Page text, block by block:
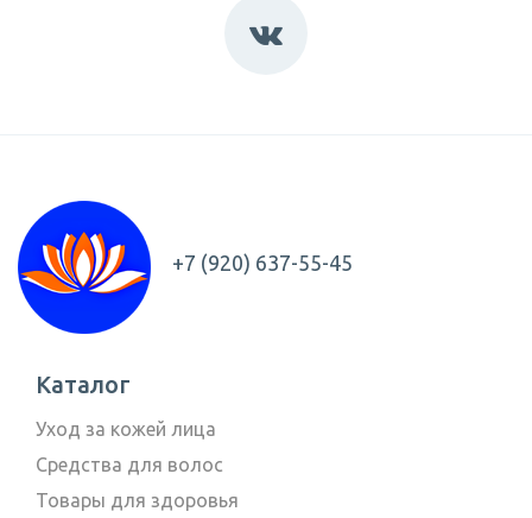
+7 (920) 637-55-45
Каталог
Уход за кожей лица
Средства для волос
Товары для здоровья